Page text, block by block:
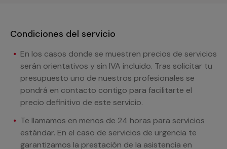
Condiciones del servicio
En los casos donde se muestren precios de servicios
serán orientativos y sin IVA incluido. Tras solicitar tu
presupuesto uno de nuestros profesionales se
pondrá en contacto contigo para facilitarte el
precio definitivo de este servicio.
Te llamamos en menos de 24 horas para servicios
estándar. En el caso de servicios de urgencia te
garantizamos la prestación de la asistencia en